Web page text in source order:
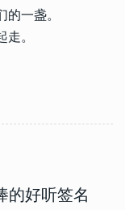
一盏。
。
的好听签名